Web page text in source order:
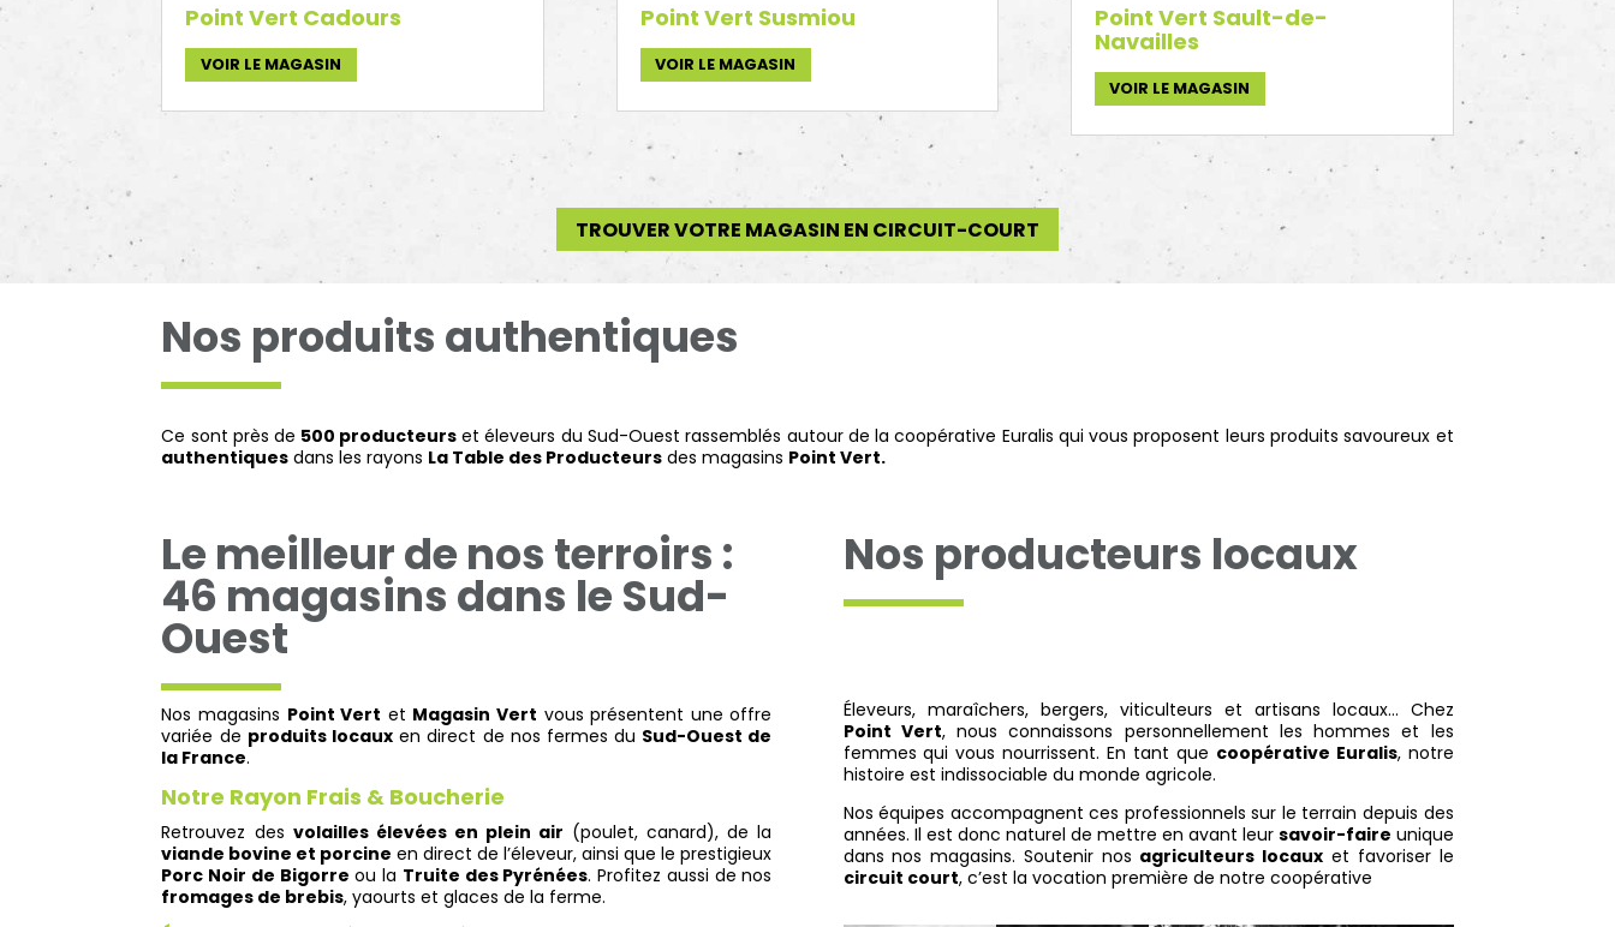
Point Vert Cadours
VOIR LE MAGASIN
Point Vert Susmiou
VOIR LE MAGASIN
Point Vert Sault-de-
Navailles
VOIR LE MAGASIN
TROUVER VOTRE MAGASIN EN CIRCUIT-COURT
Nos produits authentiques
Ce sont près de 500 producteurset éleveurs du Sud-Ouest rassemblés autour de la coopérative Euralis qui vous proposent leurs produits savoureux et
authentiques dans les rayons La Table des Producteurs des magasins Point Vert.
Le meilleur de nos terroirs :
46 magasins dans le Sud-
Ouest
Nos magasins Point Vert et Magasin Vert vous présentent une offre
variée de produits locauxen direct de nos fermes du Sud-Ouest de
la France.
Notre Rayon Frais & Boucherie
Retrouvez des volailles élevées en plein air (poulet, canard), de la
viande bovine et porcine en direct de l’éleveur, ainsi que le prestigieux
Porc Noir de Bigorre ou la Truite des Pyrénées. Profitez aussi de nos
fromages de brebis, yaourts et glaces de la ferme.
Nos producteurs locaux
Éleveurs, maraîchers, bergers, viticulteurs et artisans locaux… Chez
Point Vert, nous connaissons personnellement les hommes et les
femmes qui vous nourrissent. En tant que coopérative Euralis, notre
histoire est indissociable du monde agricole.
Nos équipes accompagnent ces professionnels sur le terrain depuis des
années. Il est donc naturel de mettre en avant leur savoir-faire unique
dans nos magasins. Soutenir nos agriculteurs locaux et favoriser le
circuit court, c’est la vocation première de notre coopérative